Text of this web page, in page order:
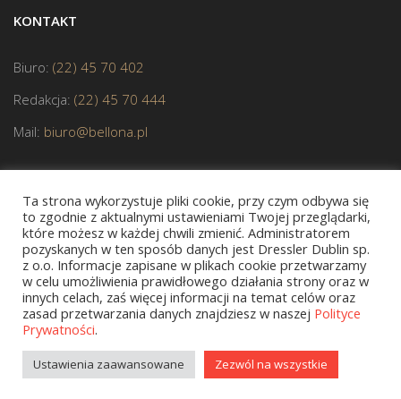
KONTAKT
Biuro: (22) 45 70 402
Redakcja: (22) 45 70 444
Mail: biuro@bellona.pl
JESTEŚMY CZŁONKIEM POLSKIEJ IZBY KSIĄŻKI
Copyright © 2020 bellona.pl
Ta strona wykorzystuje pliki cookie, przy czym odbywa się
to zgodnie z aktualnymi ustawieniami Twojej przeglądarki,
które możesz w każdej chwili zmienić. Administratorem
pozyskanych w ten sposób danych jest Dressler Dublin sp.
z o.o. Informacje zapisane w plikach cookie przetwarzamy
w celu umożliwienia prawidłowego działania strony oraz w
innych celach, zaś więcej informacji na temat celów oraz
zasad przetwarzania danych znajdziesz w naszej Polityce
Prywatności.
Ustawienia zaawansowane Zezwól na wszystkie